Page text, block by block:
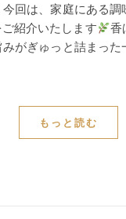
回は、家庭にある
紹介いたします
香
がぎゅっと詰まっ
もっと読む